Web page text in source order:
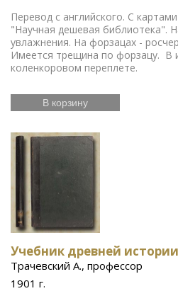
Перевод с английского. С
"Научная дешевая библиотека".
увлажнения. На форзацах -
Имеется трещина по форзацу. В
коленкоровом переплете.
В корзину
Учебник древней истории
Трачевский А., профессор
1901 г.